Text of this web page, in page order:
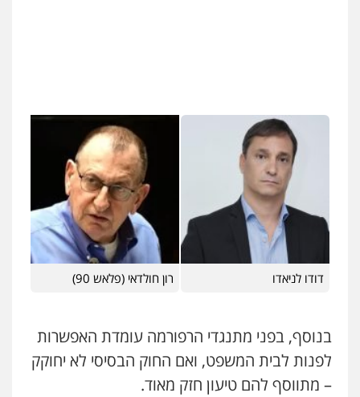
דודו לניאדו רון חולדאי (פלאש 90)
בנוסף, בפני מתנגדי הרפורמה עומדת האפשרות
לפנות לבית המשפט, ואם החוק הבסיסי לא יחוקק
– מתווסף להם טיעון חזק מאוד.
עו"ד ד"ר איתן פינקלשטיין
כלכלי חילוט ייעוץ לעורכי דין
מצגר ושות', חברת עורכי דין
משפחה תעבורה כלכלי
אבי אמר משרד עורכי דין
פלילי משפחה אזרחי מסחרי
0502130230